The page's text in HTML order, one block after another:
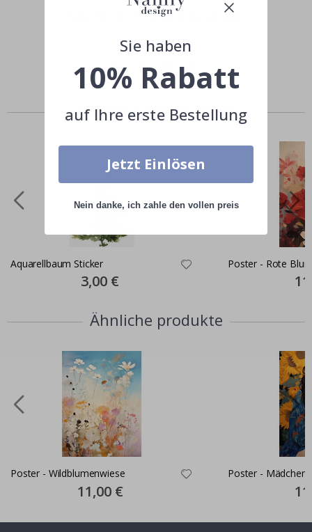
Teile dein Bild mit #namly_design
Andere kauften auch
Aquarellbaum Sticker
Special
Price
3,00 €
Poster - Rote
Ähnliche produkte
Poster - Wildblumenwiese
Special
Price
11,00 €
Poster - Mädchen
Sie haben
10% Rabatt
auf Ihre erste Bestellung
Jetzt Einlösen
Nein danke, ich zahle den vollen preis